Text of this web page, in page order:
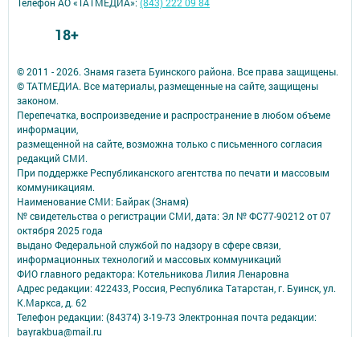
© 2011 - 2026. Знамя газета Буинского района. Все права защищены.
© ТАТМЕДИА. Все материалы, размещенные на сайте, защищены
законом.
Перепечатка, воспроизведение и распространение в любом объеме
информации,
размещенной на сайте, возможна только с письменного согласия
редакций СМИ.
При поддержке Республиканского агентства по печати и массовым
коммуникациям.
Наименование СМИ: Байрак (Знамя)
№ свидетельства о регистрации СМИ, дата: Эл № ФС77-90212 от 07
октября 2025 года
выдано Федеральной службой по надзору в сфере связи,
информационных технологий и массовых коммуникаций
ФИО главного редактора: Котельникова Лилия Ленаровна
Адрес редакции: 422433, Россия, Республика Татарстан, г. Буинск, ул.
К.Маркса, д. 62
Телефон редакции: (84374) 3-19-73 Электронная почта редакции:
bayrakbua@mail.ru
18+